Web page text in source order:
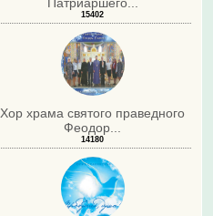
15402
Хор храма святого праведного
Феодор...
14180